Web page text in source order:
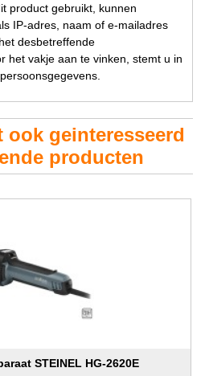
product gebruikt, kunnen
IP-adres, naam of e-mailadres
desbetreffende
het vakje aan te vinken, stemt u in
ook geinteresseerd
producten
STEINEL HG-2620E